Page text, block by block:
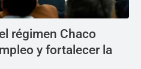
régimen Chaco
y fortalecer la